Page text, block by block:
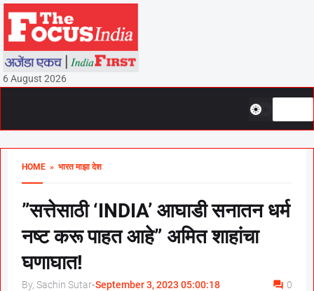
6 August 2026
HOME » भारत माझा देश
”सत्तेसाठी ‘INDIA’ आघाडी सनातन धर्म
नष्ट करू पाहत आहे” अमित शाहांचा
घणाघात!
By, Sachin Sutar-September 3, 2023 05:00:18 0